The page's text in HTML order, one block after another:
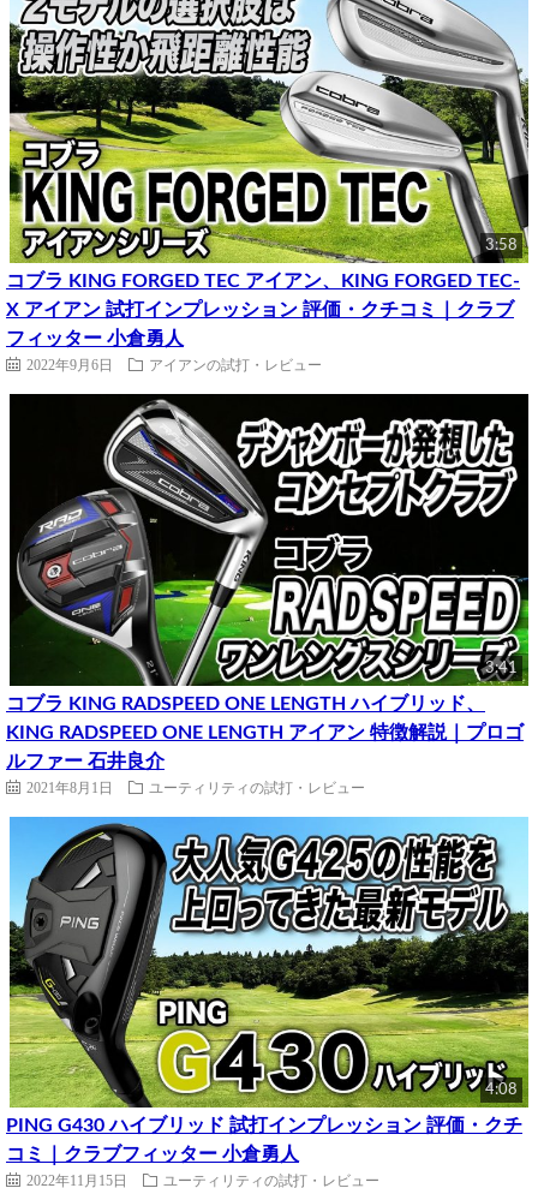
3:58
コブラ KING FORGED TEC アイアン、KING FORGED TEC-
X アイアン 試打インプレッション 評価・クチコミ｜クラブ
フィッター 小倉勇人
2022年9月6日 アイアンの試打・レビュー
3:41
コブラ KING RADSPEED ONE LENGTH ハイブリッド、
KING RADSPEED ONE LENGTH アイアン 特徴解説｜プロゴ
ルファー 石井良介
2021年8月1日 ユーティリティの試打・レビュー
4:08
PING G430 ハイブリッド 試打インプレッション 評価・クチ
コミ｜クラブフィッター 小倉勇人
2022年11月15日 ユーティリティの試打・レビュー